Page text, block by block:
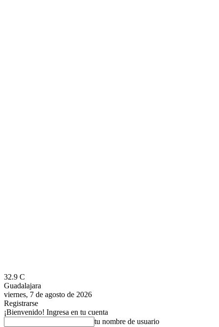
32.9 C
Guadalajara
viernes, 7 de agosto de 2026
Registrarse
¡Bienvenido! Ingresa en tu cuenta
tu nombre de usuario